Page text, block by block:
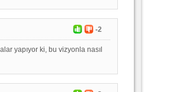
-2
yapıyor ki, bu vizyonla nasıl